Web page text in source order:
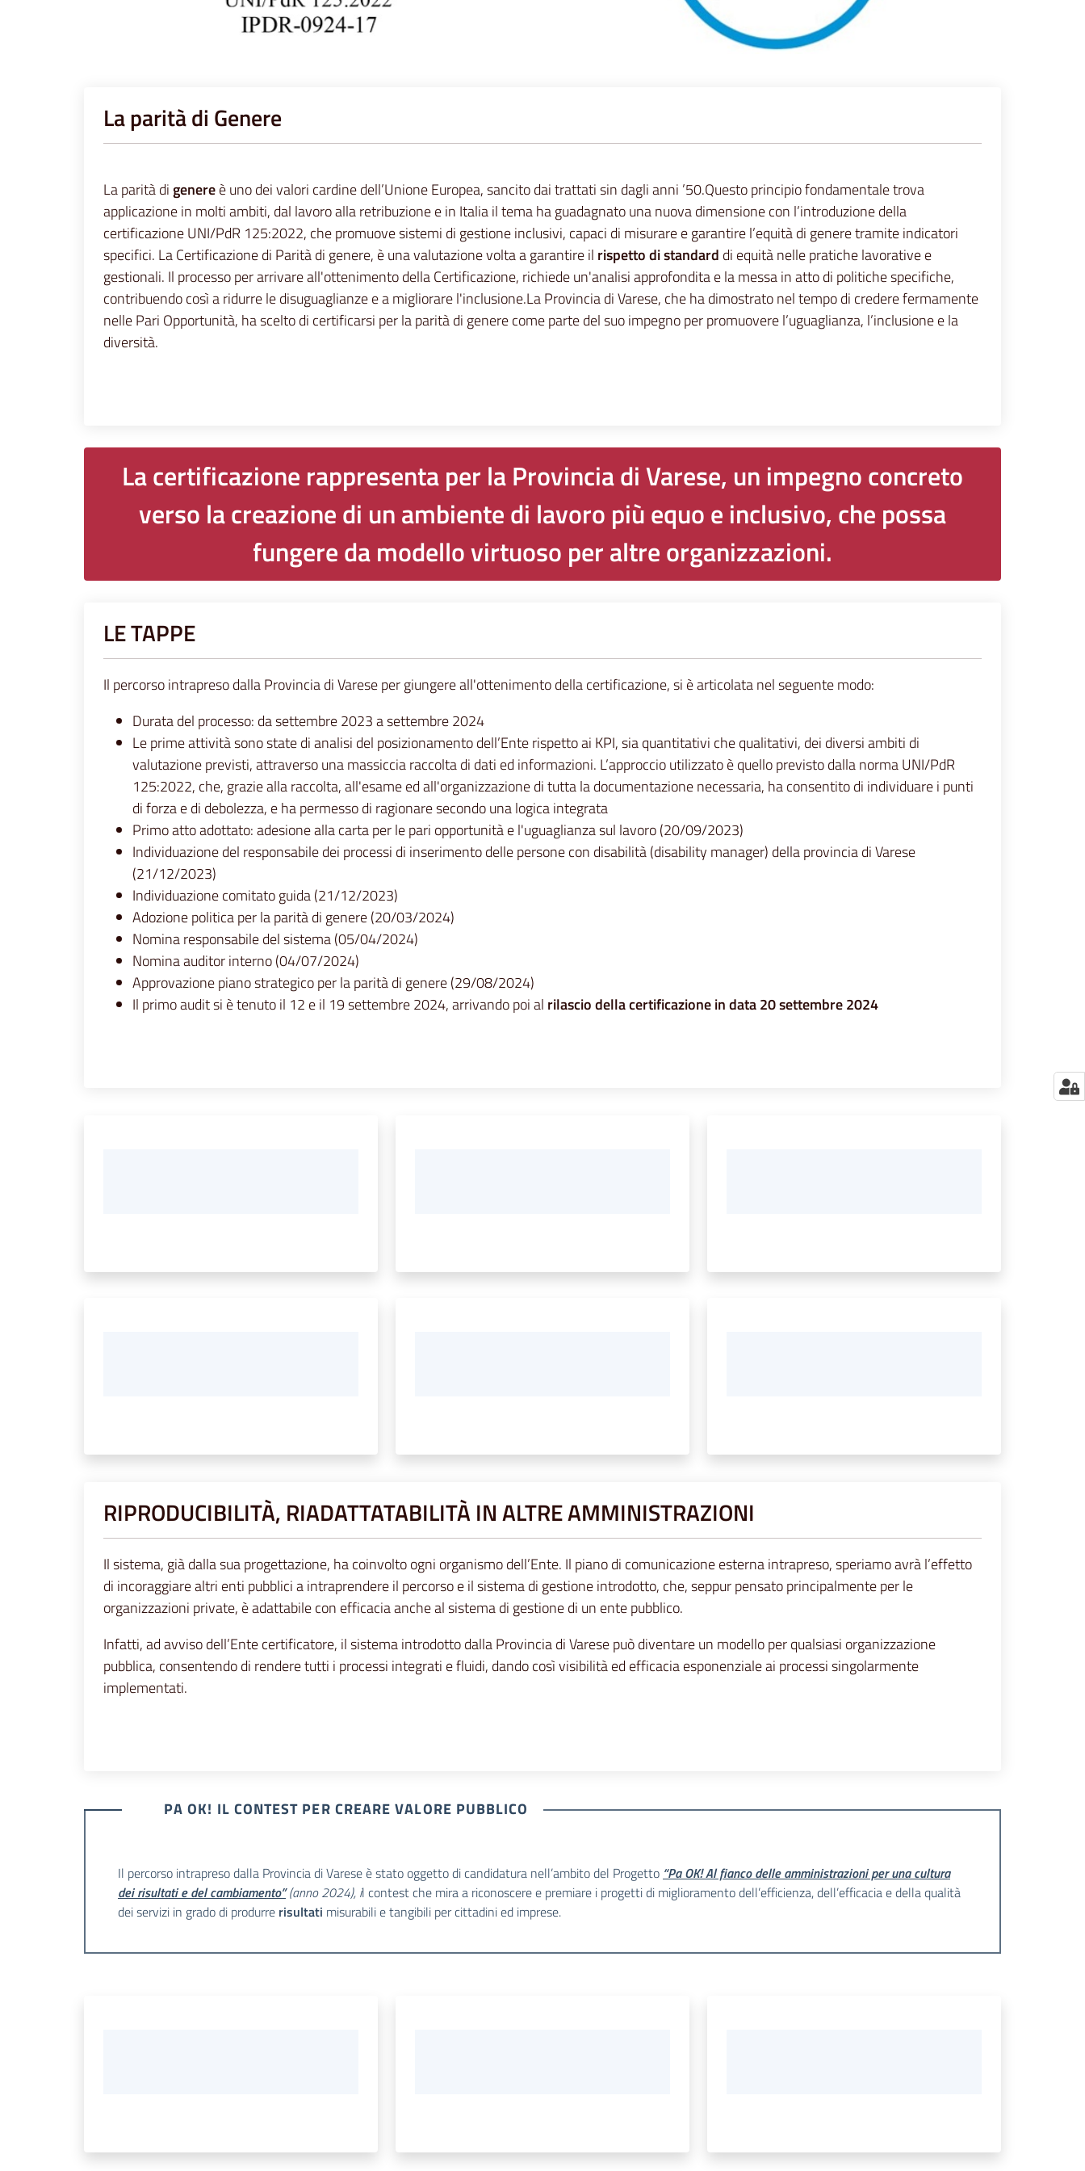
La parità di Genere
La parità di genereè uno dei valori cardine dell’Unione Europea, sancito dai trattati sin dagli anni ’50.Questo principio fondamentale trova
applicazione in molti ambiti, dal lavoro alla retribuzione e in Italia il tema ha guadagnato una nuova dimensione con l’introduzione della
certificazione UNI/PdR 125:2022, che promuove sistemi di gestione inclusivi, capaci di misurare e garantire l’equità di genere tramite indicatori
specifici. La Certificazione di Parità di genere, è una valutazione volta a garantire il rispetto di standard di equità nelle pratiche lavorative e
gestionali. Il processo per arrivare all'ottenimento della Certificazione, richiede un'analisi approfondita e la messa in atto di politiche specifiche,
contribuendo così a ridurre le disuguaglianze e a migliorare l'inclusione.La Provincia di Varese, che ha dimostrato nel tempo di credere fermamente
nelle Pari Opportunità, ha scelto di certificarsi per la parità di genere come parte del suo impegno per promuovere l’uguaglianza, l’inclusione e la
diversità.
La certificazione rappresenta per la Provincia di Varese, un impegno concreto
verso la creazione di un ambiente di lavoro più equo e inclusivo, che possa
fungere da modello virtuoso per altre organizzazioni.
LE TAPPE
Il percorso intrapreso dalla Provincia di Varese per giungere all'ottenimento della certificazione, si è articolata nel seguente modo:
Durata del processo: da settembre 2023 a settembre 2024
Le prime attività sono state di analisi del posizionamento dell’Ente rispetto ai KPI, sia quantitativi che qualitativi, dei diversi ambiti di
valutazione previsti, attraverso una massiccia raccolta di dati ed informazioni. L’approccio utilizzato è quello previsto dalla norma UNI/PdR
125:2022, che, grazie alla raccolta, all'esame ed all'organizzazione di tutta la documentazione necessaria, ha consentito di individuare i punti
di forza e di debolezza, e ha permesso di ragionare secondo una logica integrata
Primo atto adottato: adesione alla carta per le pari opportunità e l'uguaglianza sul lavoro (20/09/2023)
Individuazione del responsabile dei processi di inserimento delle persone con disabilità (disability manager) della provincia di Varese
(21/12/2023)
Individuazione comitato guida (21/12/2023)
Adozione politica per la parità di genere (20/03/2024)
Nomina responsabile del sistema (05/04/2024)
Nomina auditor interno (04/07/2024)
Approvazione piano strategico per la parità di genere (29/08/2024)
Il primo audit si è tenuto il 12 e il 19 settembre 2024, arrivando poi al rilascio della certificazione in data 20 settembre 2024
RIPRODUCIBILITÀ, RIADATTATABILITÀ IN ALTRE AMMINISTRAZIONI
Il sistema, già dalla sua progettazione, ha coinvolto ogni organismo dell’Ente. Il piano di comunicazione esterna intrapreso, speriamo avrà l’effetto
di incoraggiare altri enti pubblici a intraprendere il percorso e il sistema di gestione introdotto, che, seppur pensato principalmente per le
organizzazioni private, è adattabile con efficacia anche al sistema di gestione di un ente pubblico.
Infatti, ad avviso dell’Ente certificatore, il sistema introdotto dalla Provincia di Varese può diventare un modello per qualsiasi organizzazione
pubblica, consentendo di rendere tutti i processi integrati e fluidi, dando così visibilità ed efficacia esponenziale ai processi singolarmente
implementati.
PA OK! IL CONTEST PER CREARE VALORE PUBBLICO
Il percorso intrapreso dalla Provincia di Varese è stato oggetto di candidatura nell’ambito del Progetto “Pa OK! Al fianco delle amministrazioni per una cultura
dei risultati e del cambiamento”(anno 2024), il contest che mira a riconoscere e premiare i progetti di miglioramento dell’efficienza, dell’efficacia e della qualità
dei servizi in grado di produrre risultati misurabili e tangibili per cittadini ed imprese.